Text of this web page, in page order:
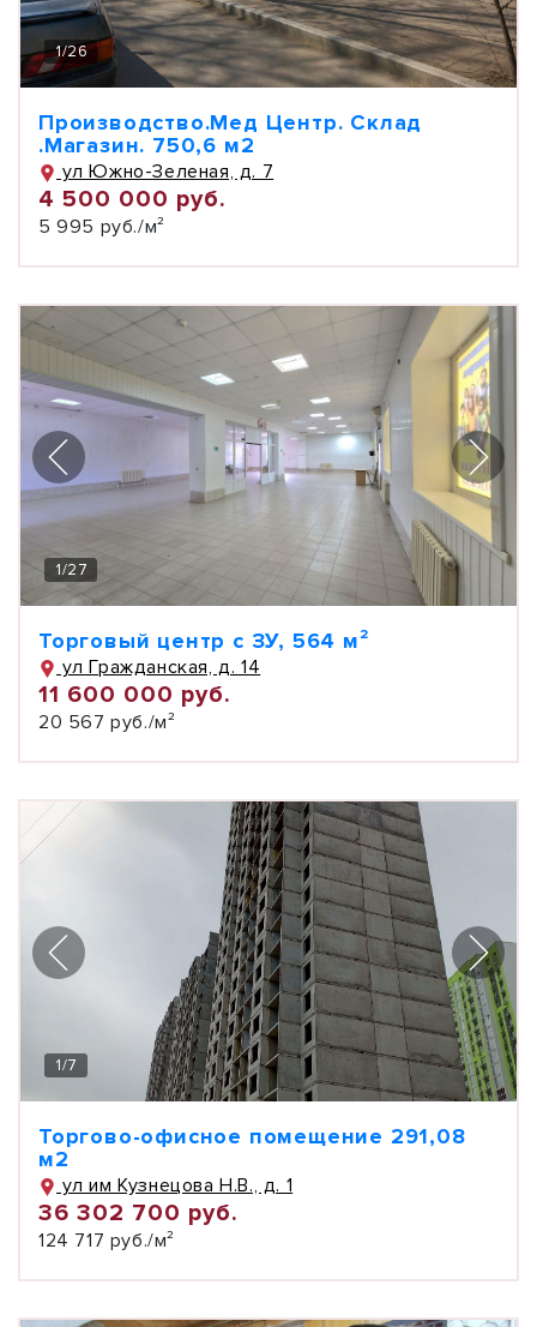
1/26
Производство.Мед Центр. Склад
.Магазин. 750,6 м2
ул Южно-Зеленая, д. 7
4 500 000 руб.
5 995 руб./м²
1/27
Торговый центр с ЗУ, 564 м²
ул Гражданская, д. 14
11 600 000 руб.
20 567 руб./м²
1/7
Торгово-офисное помещение 291,08
м2
ул им Кузнецова Н.В., д. 1
36 302 700 руб.
124 717 руб./м²